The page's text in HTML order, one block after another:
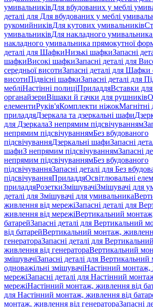
умивальниківДля вбудованих у меблі
деталі для Для вбудованих у меблі
рукомийниківДля кутових умивальників
умивальниківДля накладного
накладного умивальника прямокутної
деталі для ШафкиНизькі шафкиЗапасні
шафкиВисокі шафкиЗапасні деталі для
середньої висотиЗапасні деталі для Шафки
висотиПідвісні шафкиЗапасні деталі для
мебліНастінні полиціПриладдяВставки
органайзериВішаки й гачки для рушників
елементиРуків'яКомплекти ніжок
приладдяДзеркала та дзеркальні шафи
для ДзеркалаЗ непрямим підсвічуванням
непрямим підсвічуваннямБез вбудованого
підсвічуванняДзеркальні шафиЗапасні
шафиЗ непрямим підсвічуваннямЗапасні
непрямим підсвічуваннямБез вбудованого
підсвічуванняЗапасні деталі для Без
підсвічуванняПриладдяОсвітлювальні
приладдяРозеткиЗмішувачіЗмішувачі для
деталі для Змішувачі для умивальника
живлення від мережіЗапасні деталі для
живлення від мережіВертикальний
батарейЗапасні деталі для Вертикальний
від батарейВертикальний монтаж,
генератораЗапасні деталі для
живлення від генератораВертикальний
змішувачіЗапасні деталі для
одноважільні змішувачіНастінний монтаж,
мережіЗапасні деталі для Настінний
мережіНастінний монтаж, живлення від
для Настінний монтаж, живлення від
монтаж, живлення від генератораЗапасні